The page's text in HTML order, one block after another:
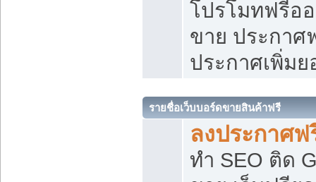
โปรโมทฟรีอ
ขาย ประกาศ
ประกาศเพิ่ม
รายชื่อเว็บบอร์ดขายสินค้าฟรี
ลงประกาศฟ
ทำ SEO ติด